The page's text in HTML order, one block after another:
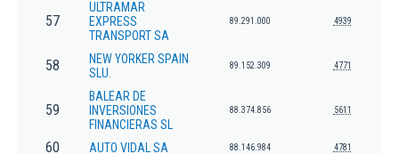
57
ULTRAMAR
EXPRESS
TRANSPORT SA
89.291.000 4939
58
NEW YORKER SPAIN
SLU.
89.152.309 4771
59
BALEAR DE
INVERSIONES
FINANCIERAS SL
88.374.856 5611
60 AUTO VIDAL SA 88.146.984 4781